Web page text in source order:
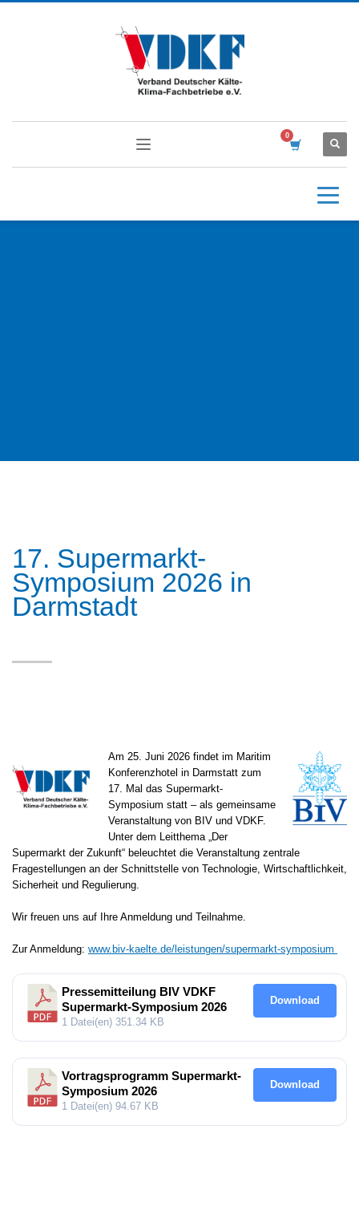
17. Supermarkt-
Symposium 2026 in
Darmstadt
Am 25. Juni 2026 findet im Maritim
Konferenzhotel in Darmstatt zum
17. Mal das Supermarkt-
Symposium statt – als gemeinsame
Veranstaltung von BIV und VDKF.
Unter dem Leitthema „Der
Supermarkt der Zukunft“ beleuchtet die Veranstaltung zentrale
Fragestellungen an der Schnittstelle von Technologie, Wirtschaftlichkeit,
Sicherheit und Regulierung.
Wir freuen uns auf Ihre Anmeldung und Teilnahme.
Zur Anmeldung: www.biv-kaelte.de/leistungen/supermarkt-symposium
Pressemitteilung BIV VDKF
Supermarkt-Symposium 2026
1 Datei(en) 351.34 KB
Download
Vortragsprogramm Supermarkt-
Symposium 2026
1 Datei(en) 94.67 KB
Download